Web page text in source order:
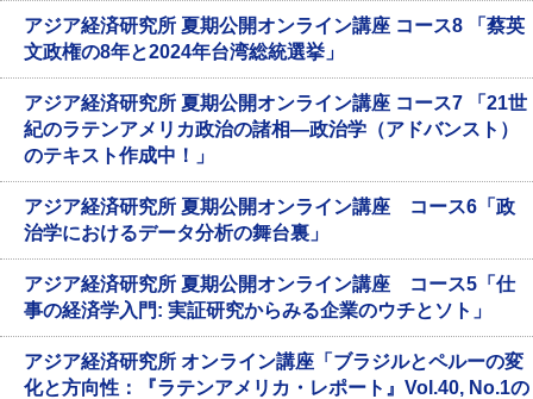
アジア経済研究所 夏期公開オンライン講座 コース8 「蔡英
文政権の8年と2024年台湾総統選挙」
アジア経済研究所 夏期公開オンライン講座 コース7 「21世
紀のラテンアメリカ政治の諸相―政治学（アドバンスト）
のテキスト作成中！」
アジア経済研究所 夏期公開オンライン講座 コース6「政
治学におけるデータ分析の舞台裏」
アジア経済研究所 夏期公開オンライン講座 コース5「仕
事の経済学入門: 実証研究からみる企業のウチとソト」
アジア経済研究所 オンライン講座「ブラジルとペルーの変
化と方向性：『ラテンアメリカ・レポート』Vol.40, No.1の